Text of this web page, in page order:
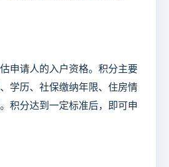
申请人的入户资格。积分主要
学历、社保缴纳年限、住房情
积分达到一定标准后，即可申